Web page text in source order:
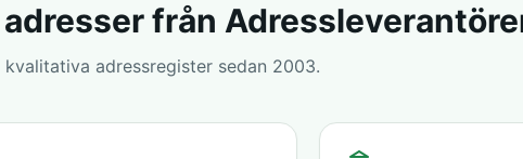
från
adressregister sedan 2003.